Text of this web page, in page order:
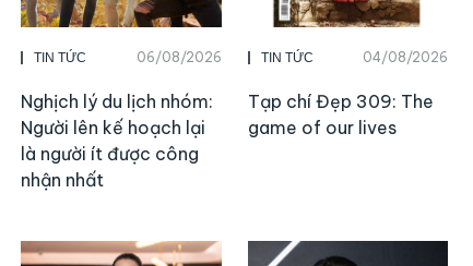
TIN TỨC 06/08/2026
Nghịch lý du lịch nhóm:
Người lên kế hoạch lại
là người ít được công
nhận nhất
TIN TỨC 04/08/2026
Tạp chí Đẹp 309: The
game of our lives